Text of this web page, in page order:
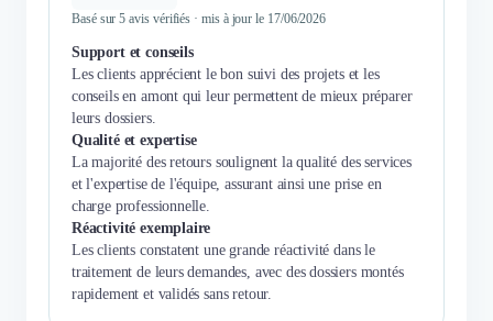
Basé sur 5 avis vérifiés · mis à jour le 17/06/2026
Support et conseils
Les clients apprécient le bon suivi des projets et les
conseils en amont qui leur permettent de mieux préparer
leurs dossiers.
Qualité et expertise
La majorité des retours soulignent la qualité des services
et l'expertise de l'équipe, assurant ainsi une prise en
charge professionnelle.
Réactivité exemplaire
Les clients constatent une grande réactivité dans le
traitement de leurs demandes, avec des dossiers montés
rapidement et validés sans retour.